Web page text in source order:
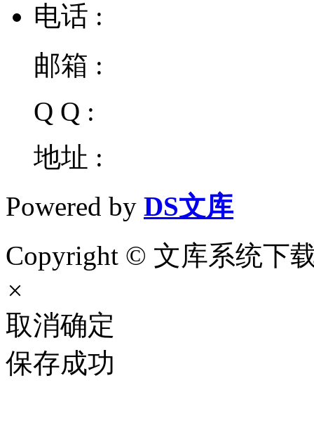
电话 :
邮箱 :
Q Q :
地址 :
Powered by DS文库
Copyright © 文库系统下
×
取消确定
保存成功